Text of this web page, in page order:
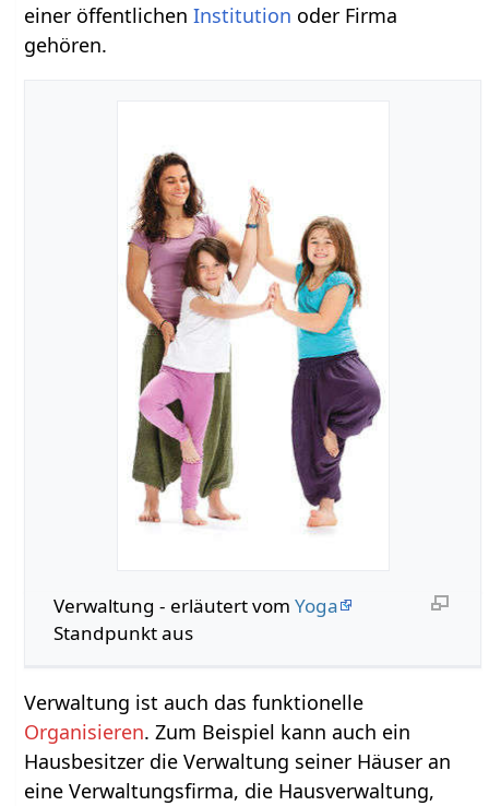
einer öffentlichenInstitution oder Firma
gehören.
Verwaltung‏‎ - erläutert vom Yoga
Standpunkt aus
Verwaltung ist auch das funktionelle
Organisieren. Zum Beispiel kann auch ein
Hausbesitzer die Verwaltung seiner Häuser an
eine Verwaltungsfirma, die Hausverwaltung,